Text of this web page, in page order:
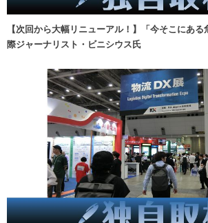
【次回から大幅リニューアル！】「今そこにあ
際ジャーナリスト・ビニシウス氏